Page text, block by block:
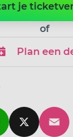
je
of
Plan een
X